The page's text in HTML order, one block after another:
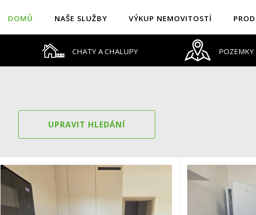
DOMŮ NAŠE SLUŽBY VÝKUP NEMOVITOSTÍ
CHATY A CHALUPY POZEMKY
UPRAVIT HLEDÁNÍ